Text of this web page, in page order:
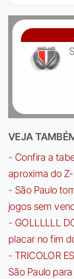
VEJA
- Confira a
aproxima do
- São Paulo
jogos sem
- GOLLLLLL
placar no fim
- TRICOLOR
São Paulo